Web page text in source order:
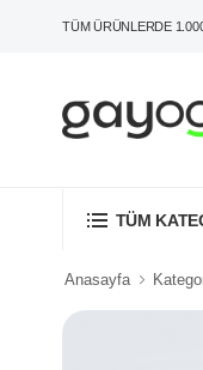
TÜM ÜRÜNLERDE
TÜM
Anasayfa